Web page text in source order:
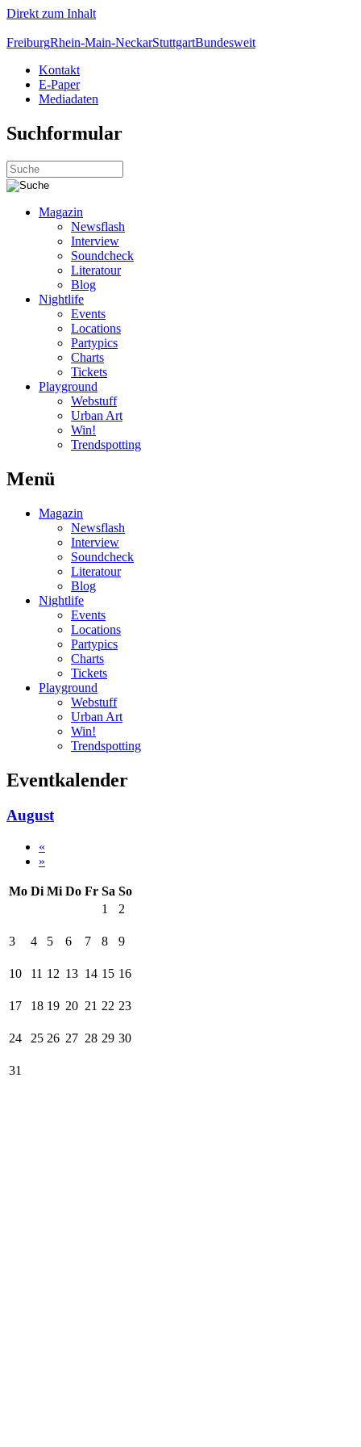
Direkt zum Inhalt
FreiburgRhein-Main-NeckarStuttgartBundesweit
Kontakt
E-Paper
Mediadaten
Suchformular
Magazin
Newsflash
Interview
Soundcheck
Literatour
Blog
Nightlife
Events
Locations
Partypics
Charts
Tickets
Playground
Webstuff
Urban Art
Win!
Trendspotting
Menü
Magazin
Newsflash
Interview
Soundcheck
Literatour
Blog
Nightlife
Events
Locations
Partypics
Charts
Tickets
Playground
Webstuff
Urban Art
Win!
Trendspotting
Eventkalender
August
«
»
Mo Di Mi Do Fr Sa So
1
2
3 4 5 6 7 8 9
10 11 12 13 14 15 16
17 18 19 20 21 22 23
24 25 26 27 28 29 30
31